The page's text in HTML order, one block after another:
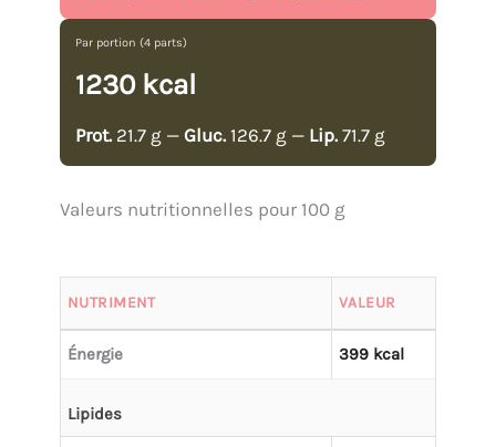
Par portion (4 parts)
1230 kcal
Prot. 21.7 g — Gluc. 126.7 g — Lip. 71.7 g
Valeurs nutritionnelles pour 100 g
NUTRIMENT VALEUR
Énergie 399 kcal
Lipides